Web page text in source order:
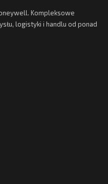
Kompleksowe
logistyki i handlu od ponad